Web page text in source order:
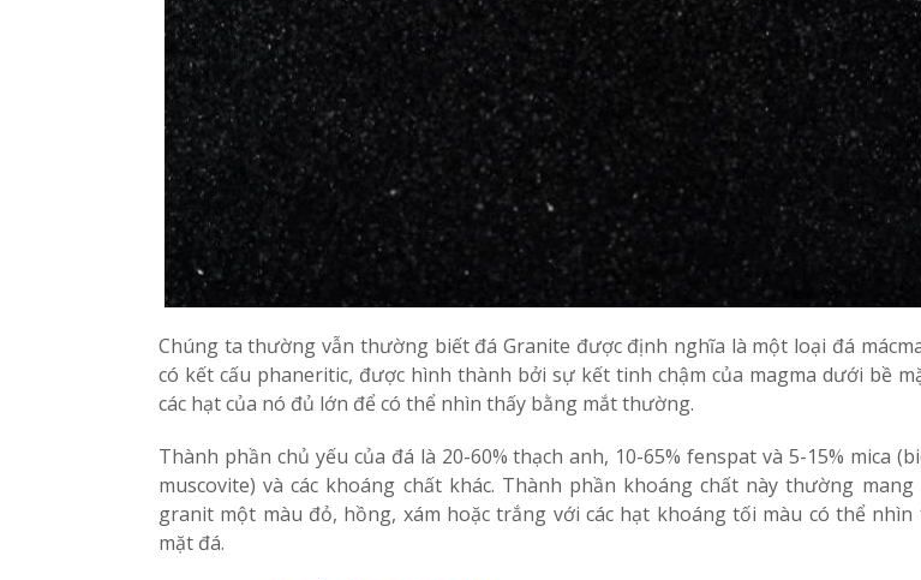
Chúng ta thường vẫn thường biết đá Granite được định nghĩa là một loại đá
có kết cấu phaneritic, được hình thành bởi sự kết tinh chậm của magma dưới bề
các hạt của nó đủ lớn để có thể nhìn thấy bằng mắt thường.
Thành phần chủ yếu của đá là 20-60% thạch anh, 10-65% fenspat và 5-15% mica
muscovite) và các khoáng chất khác. Thành phần khoáng chất này thường mang
granit một màu đỏ, hồng, xám hoặc trắng với các hạt khoáng tối màu có thể nhìn
mặt đá.